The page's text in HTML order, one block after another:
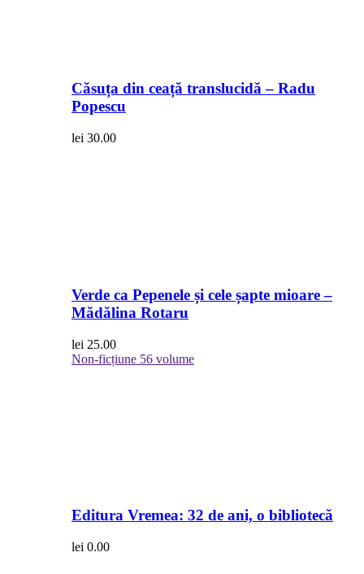
Căsuța din ceață translucidă – Radu
Popescu
lei 30.00
Verde ca Pepenele și cele șapte mioare –
Mădălina Rotaru
lei 25.00
Non-ficțiune 56 volume
Editura Vremea: 32 de ani, o bibliotecă
lei 0.00